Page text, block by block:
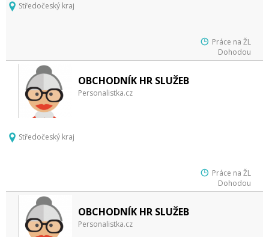
Středočeský kraj
Práce na ŽL
Dohodou
OBCHODNÍK HR SLUŽEB
Personalistka.cz
Středočeský kraj
Práce na ŽL
Dohodou
OBCHODNÍK HR SLUŽEB
Personalistka.cz